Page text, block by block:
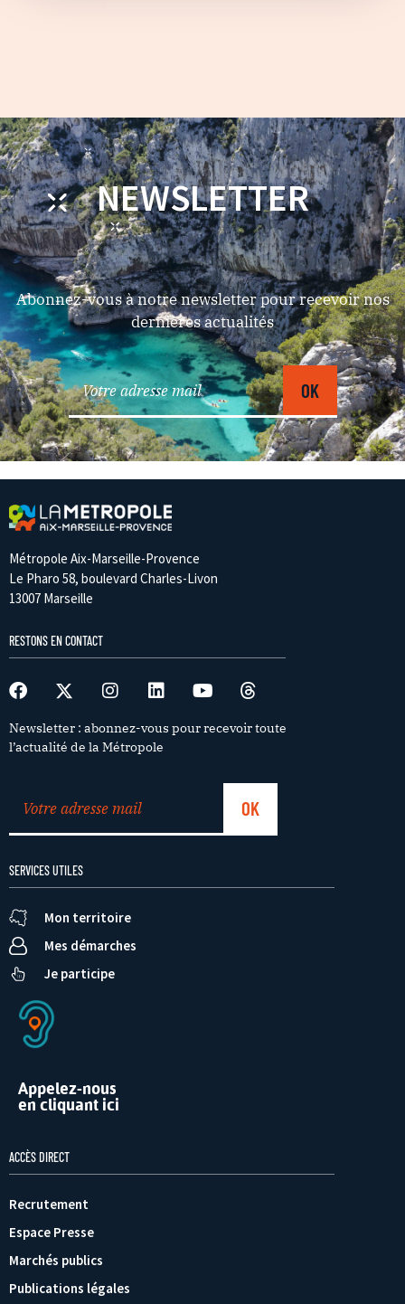
NEWSLETTER
Abonnez-vous à notre newsletter pour recevoir nos
dernières actualités
Métropole Aix-Marseille-Provence
Le Pharo 58, boulevard Charles-Livon
13007 Marseille
RESTONS EN CONTACT
Newsletter : abonnez-vous pour recevoir toute
l’actualité de la Métropole
SERVICES UTILES
Mon territoire
Mes démarches
Je participe
Appelez-nous
en cliquant ici
ACCÈS DIRECT
Recrutement
Espace Presse
Marchés publics
Publications légales